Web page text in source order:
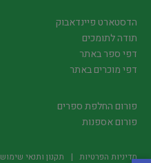
הדסטארט פיינדאבוק
תודה לתומכים
דפי ספר באתר
דפי מוכרים באתר
פורום החלפת ספרים
פורום אספנות
מדיניות הפרטיות תקנון ותנאי שימוש